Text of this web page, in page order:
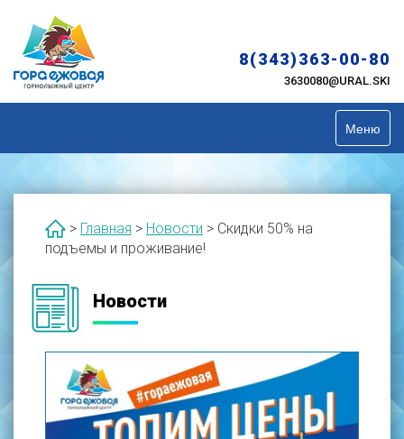
content
8(343)363-00-80
3630080@URAL.SKI
Меню
> Главная > Новости > Скидки 50% на
подъемы и проживание!
Новости